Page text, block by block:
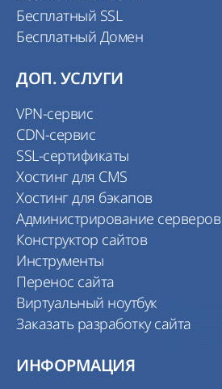
Бесплатный SSL
Бесплатный Домен
ДОП. УСЛУГИ
VPN-сервис
CDN-сервис
SSL-сертификаты
Хостинг для CMS
Хостинг для бэкапов
Администрирование серверов
Конструктор сайтов
Инструменты
Перенос сайта
Виртуальный ноутбук
Заказать разработку сайта
ИНФОРМАЦИЯ